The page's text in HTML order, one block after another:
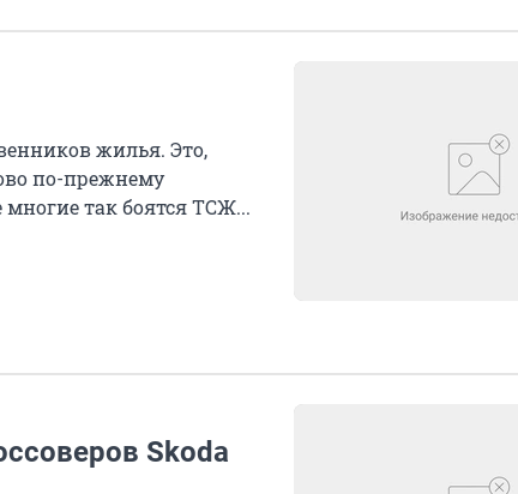
жилья. Это,
по-прежнему
так боятся ТСЖ...
Skoda